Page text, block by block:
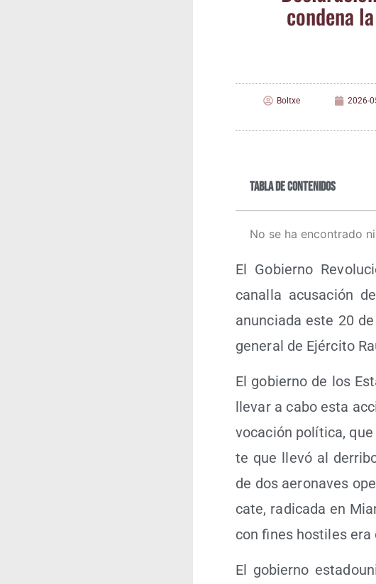
con­de­na
Boltxe 2026-
Tabla de contenidos
No se ha encontrado
El Gobierno
cana­lla acu­sa­ción
anun­cia­da este 20
gene­ral de Ejér­ci­to
El gobierno de los
lle­var a cabo esta
vo­ca­ción polí­ti­ca,
te que lle­vó al
de dos aero­na­ves
ca­te, radi­ca­da en
con fines hos­ti­les
El gobierno